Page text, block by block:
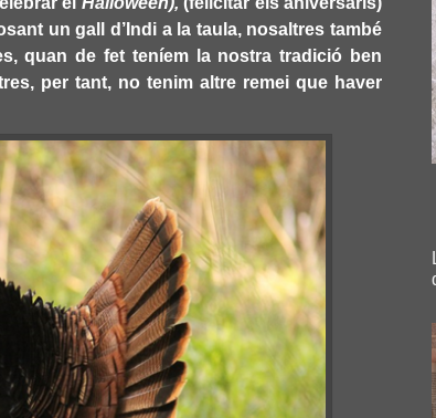
un gall d’Indi a la taula, nosaltres també
quan de fet teníem la nostra tradició ben
per tant, no tenim altre remei que haver